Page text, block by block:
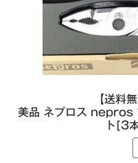
【送料
美品 ネプロス nepros
ト[3